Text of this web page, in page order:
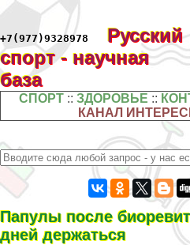
+7(977)9328978
Русский
спорт - научная
база
СПОРТ ::ЗДОРОВЬЕ ::
КАНАЛ
Папулы после
дней держаться